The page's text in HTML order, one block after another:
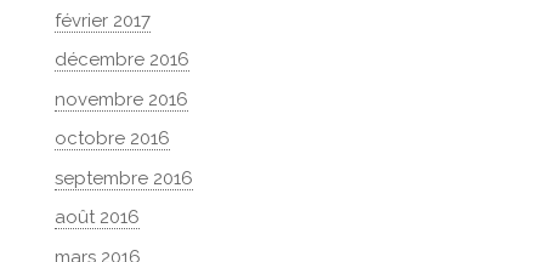
février 2017
décembre 2016
novembre 2016
octobre 2016
septembre 2016
août 2016
mars 2016